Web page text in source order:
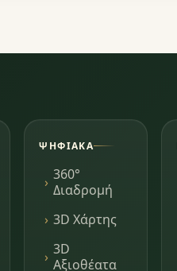
ΨΗΦΙΑΚΆ
360°
Διαδρομή
3D Χάρτης
3D
Αξιοθέατα